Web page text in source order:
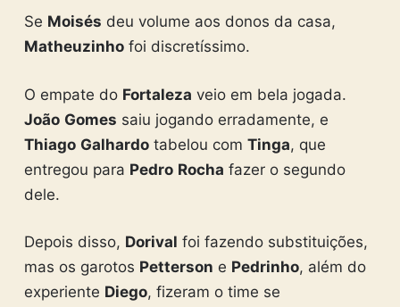
Se Moisés deu volume aos donos da casa,
Matheuzinhofoi discretíssimo.
O empate do Fortaleza veio em bela jogada.
João Gomes saiu jogando erradamente, e
Thiago Galhardotabelou com Tinga, que
entregou para Pedro Rocha fazer o segundo
dele.
Depois disso, Dorival foi fazendo substituições,
mas os garotos Petterson e Pedrinho, além do
experiente Diego, fizeram o time se